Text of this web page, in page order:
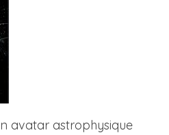
avatar astrophysique